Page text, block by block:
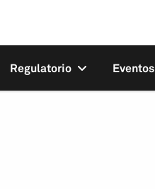
Regulatorio Eventos